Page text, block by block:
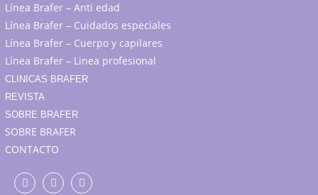
Línea Brafer – Anti edad
Línea Brafer – Cuidados especiales
Línea Brafer – Cuerpo y capilares
Línea Brafer – Linea profesional
CLINICAS BRAFER
REVISTA
SOBRE BRAFER
SOBRE BRAFER
CONTACTO